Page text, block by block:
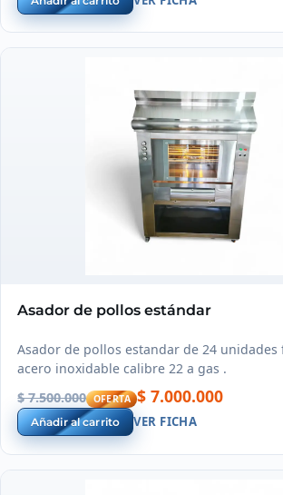
Asador de pollos estándar
Asador de pollos estandar de 24 unidades
acero inoxidable calibre 22 a gas .
$ 7.500.000 OFERTA $ 7.000.000
Añadir al carrito VER FICHA